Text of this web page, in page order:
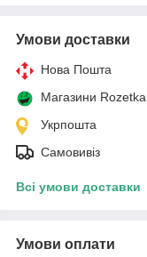
Умови доставки
Нова Пошта
Магазини Rozetka
Укрпошта
Самовивіз
Всі умови доставки
Умови оплати